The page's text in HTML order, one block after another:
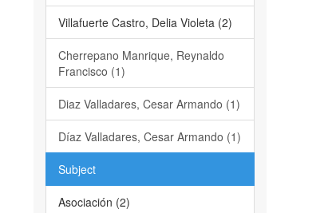
Villafuerte Castro, Delia Violeta (2)
Cherrepano Manrique, Reynaldo
Francisco (1)
Diaz Valladares, Cesar Armando (1)
Díaz Valladares, Cesar Armando (1)
Subject
Asociación (2)